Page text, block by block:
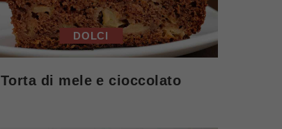
DOLCI
Torta di mele e cioccolato